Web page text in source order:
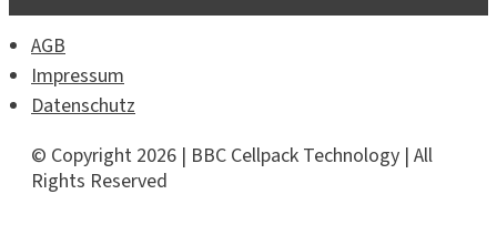
© Copyright 2026 | BBC Cellpack Technology | All
Rights Reserved
AGB
Impressum
Datenschutz